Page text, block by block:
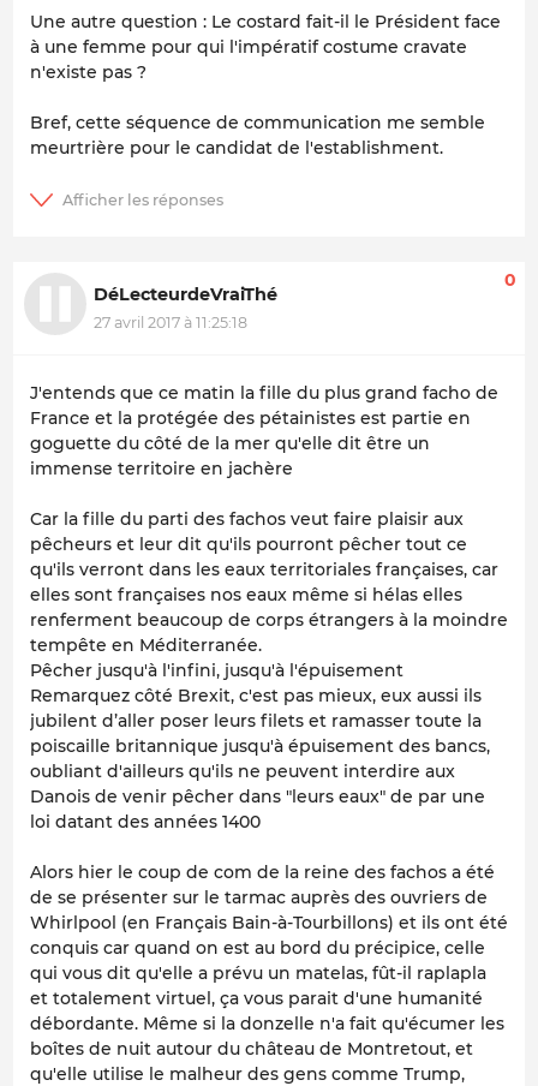
Une autre question : Le costard fait-il le Président face
à une femme pour qui l'impératif costume cravate
n'existe pas ?
Bref, cette séquence de communication me semble
meurtrière pour le candidat de l'establishment.
DéLecteurdeVraiThé
27 avril 2017 à 11:25:18
0
J'entends que ce matin la fille du plus grand facho de
France et la protégée des pétainistes est partie en
goguette du côté de la mer qu'elle dit être un
immense territoire en jachère
Car la fille du parti des fachos veut faire plaisir aux
pêcheurs et leur dit qu'ils pourront pêcher tout ce
qu'ils verront dans les eaux territoriales françaises, car
elles sont françaises nos eaux même si hélas elles
renferment beaucoup de corps étrangers à la moindre
tempête en Méditerranée.
Pêcher jusqu'à l'infini, jusqu'à l'épuisement
Remarquez côté Brexit, c'est pas mieux, eux aussi ils
jubilent d’aller poser leurs filets et ramasser toute la
poiscaille britannique jusqu'à épuisement des bancs,
oubliant d'ailleurs qu'ils ne peuvent interdire aux
Danois de venir pêcher dans "leurs eaux" de par une
loi datant des années 1400
Alors hier le coup de com de la reine des fachos a été
de se présenter sur le tarmac auprès des ouvriers de
Whirlpool (en Français Bain-à-Tourbillons) et ils ont été
conquis car quand on est au bord du précipice, celle
qui vous dit qu'elle a prévu un matelas, fût-il raplapla
et totalement virtuel, ça vous parait d'une humanité
débordante. Même si la donzelle n'a fait qu'écumer les
boîtes de nuit autour du château de Montretout, et
qu'elle utilise le malheur des gens comme Trump,